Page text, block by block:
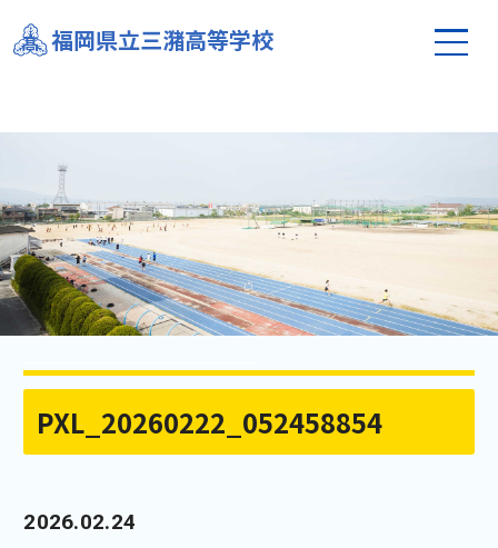
福岡県立三潴高等学校
PXL_20260222_052458854
2026.02.24